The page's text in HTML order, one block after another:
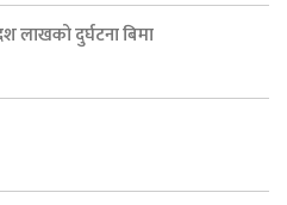
दुर्घटना बिमा